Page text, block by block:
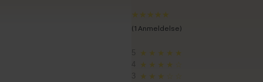
(1 Anmeldelse)
5 ★★★★★
★★★★☆
3 ★★★☆☆